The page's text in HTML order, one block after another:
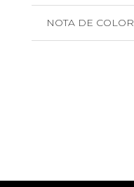
NOTA DE COLOR